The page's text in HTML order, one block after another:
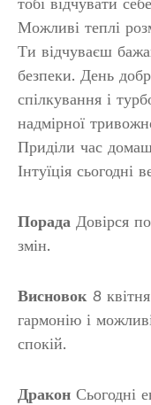
Можливі теплі
Ти відчуваєш
безпеки. День
спілкування і
надмірної
Приділи час
Інтуїція сьогодні
Порада Довірся
змін.
Висновок 8
гармонію і
спокій.
Дракон Сьогодні